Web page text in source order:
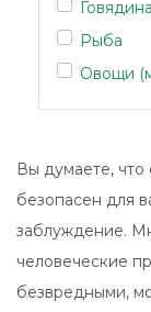
Говядина
Рыба
Овощи
Вы думаете, что
безопасен для
заблуждение.
человеческие
безвредными,